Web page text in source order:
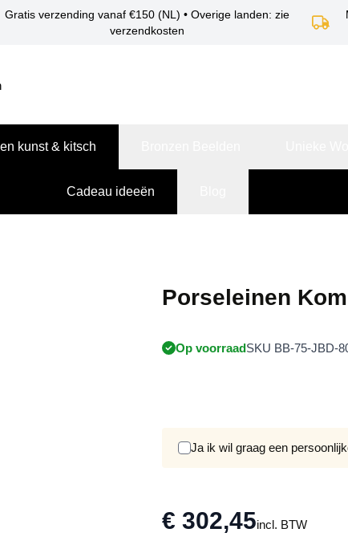
Gratis verzending vanaf €150 (NL) • Overige landen: zie
verzendkosten
kunst & kitsch
Cadeau ideeën
Porseleinen
Op voorraadSKU BB-75-JBD-
Ja ik wil graag een
€ 302,45incl. BTW